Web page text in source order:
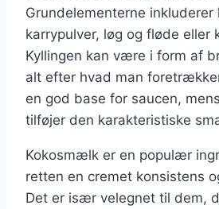
Grundelementerne inkluderer
karrypulver, løg og fløde eller
Kyllingen kan være i form af
alt efter hvad man
en god base for saucen,
tilføjer den karakteristiske
Kokosmælk er en populær
retten en cremet konsistens
Det er især velegnet til dem,